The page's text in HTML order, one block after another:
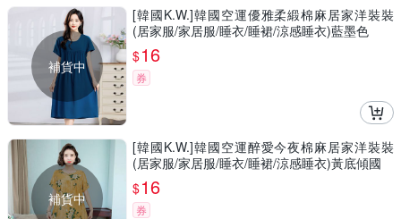
補貨中
[韓國K.W.]韓國空運優雅柔緞棉麻居家洋裝裝
(居家服/家居服/睡衣/睡裙/涼感睡衣)藍墨色
$16
券
補貨中
[韓國K.W.]韓國空運醉愛今夜棉麻居家洋裝裝
(居家服/家居服/睡衣/睡裙/涼感睡衣)黃底傾國
$16
券